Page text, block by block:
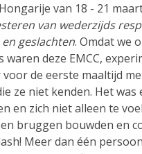
van 18 - 21
van wederzijds
geslachten. Omdat we
deze EMCC,
de eerste maaltijd
ze niet kenden. Het was
en zich niet alleen te
bruggen bouwden en
Meer dan één